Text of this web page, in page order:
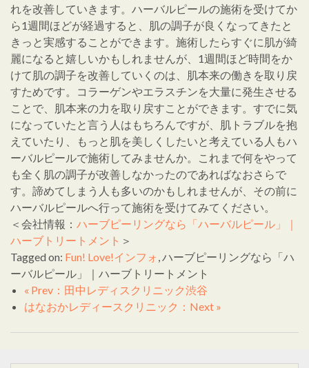
れを改善していきます。ハーバルピールの施術を受けてか
ら1週間ほどが経過すると、肌の調子が良くなってきたと
きっと実感することができます。施術したらすぐに肌が綺
麗になると嬉しいかもしれませんが、1週間ほど時間をか
けて肌の調子を改善していくのは、肌本来の働きを取り戻
すためです。コラーゲンやエラスチンを大量に発生させる
ことで、肌本来の力を取り戻すことができます。すでに気
になっていたと言う人はもちろんですが、肌トラブルを抱
えていたり、もっと肌を美しくしたいと考えている人もハ
ーバルピールで施術してみませんか。これまで何をやって
も全く肌の調子が改善しなかったのであればなおさらで
す。諦めてしまう人も多いのかもしれませんが、その前に
ハーバルピールへ行って施術を受けてみてください。
＜会社情報： ハーブピーリングなら「ハーバルピール」｜
ハーブトリートメント ＞
Tagged on: Fun! Love!インフォ , ハーブピーリングなら「ハ
ーバルピール」｜ハーブトリートメント
« Prev：田中レディスクリニック渋谷
はなおかレディースクリニック：Next »